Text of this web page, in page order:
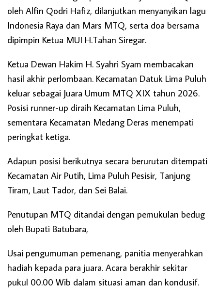
oleh Alfin Qodri Hafiz, dilanjutkan menyanyikan lagu
Indonesia Raya dan Mars MTQ, serta doa bersama
dipimpin Ketua MUI H.Tahan Siregar.
Ketua Dewan Hakim H. Syahri Syam membacakan
hasil akhir perlombaan. Kecamatan Datuk Lima Puluh
keluar sebagai Juara Umum MTQ XIX tahun 2026.
Posisi runner-up diraih Kecamatan Lima Puluh,
sementara Kecamatan Medang Deras menempati
peringkat ketiga.
Adapun posisi berikutnya secara berurutan ditempati
Kecamatan Air Putih, Lima Puluh Pesisir, Tanjung
Tiram, Laut Tador, dan Sei Balai.
Penutupan MTQ ditandai dengan pemukulan bedug
oleh Bupati Batubara,
Usai pengumuman pemenang, panitia menyerahkan
hadiah kepada para juara. Acara berakhir sekitar
pukul 00.00 Wib dalam situasi aman dan kondusif.